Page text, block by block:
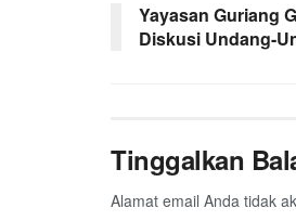
Yayasan Guriang
Diskusi Undang-
Tinggalkan
Alamat email Anda tidak